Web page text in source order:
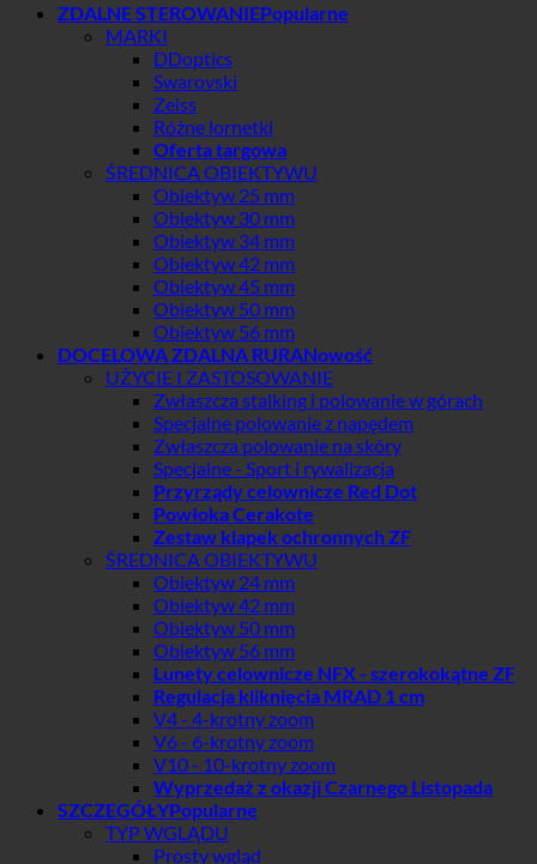
ZDALNE STEROWANIE
MARKI
DDoptics
Swarovski
Zeiss
Różne lornetki
Oferta targowa
ŚREDNICA OBIEKTYWU
Obiektyw 25 mm
Obiektyw 30 mm
Obiektyw 34 mm
Obiektyw 42 mm
Obiektyw 45 mm
Obiektyw 50 mm
Obiektyw 56 mm
DOCELOWA ZDALNA RURA
UŻYCIE I ZASTOSOWANIE
Zwłaszcza stalking i polowanie w górach
Specjalne polowanie z napędem
Zwłaszcza polowanie na skóry
Specjalne - Sport i rywalizacja
Przyrządy celownicze Red Dot
Powłoka Cerakote
Zestaw klapek ochronnych ZF
ŚREDNICA OBIEKTYWU
Obiektyw 24 mm
Obiektyw 42 mm
Obiektyw 50 mm
Obiektyw 56 mm
Lunety celownicze NFX - szerokokątne ZF
Regulacja kliknięcia MRAD 1 cm
V4 - 4-krotny zoom
V6 - 6-krotny zoom
V10 - 10-krotny zoom
Wyprzedaż z okazji Czarnego Listopada
SZCZEGÓŁY
TYP WGLĄDU
Prosty wgląd